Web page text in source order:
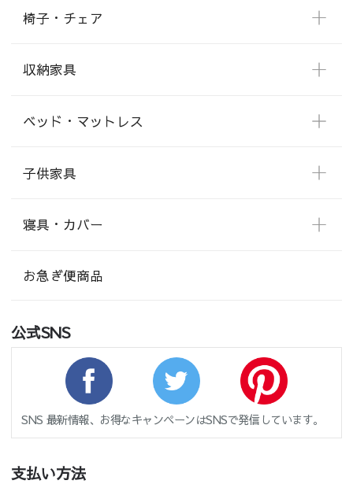
椅子・チェア
収納家具
ベッド・マットレス
子供家具
寝具・カバー
お急ぎ便商品
公式SNS
SNS 最新情報、お得なキャンペーンはSNSで発信しています。
支払い方法